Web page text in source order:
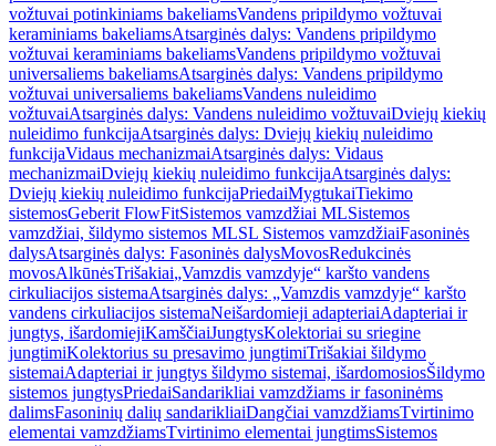
vožtuvai potinkiniams bakeliamsVandens pripildymo vožtuvai
keraminiams bakeliamsAtsarginės dalys: Vandens pripildymo
vožtuvai keraminiams bakeliamsVandens pripildymo vožtuvai
universaliems bakeliamsAtsarginės dalys: Vandens pripildymo
vožtuvai universaliems bakeliamsVandens nuleidimo
vožtuvaiAtsarginės dalys: Vandens nuleidimo vožtuvaiDviejų kiekių
nuleidimo funkcijaAtsarginės dalys: Dviejų kiekių nuleidimo
funkcijaVidaus mechanizmaiAtsarginės dalys: Vidaus
mechanizmaiDviejų kiekių nuleidimo funkcijaAtsarginės dalys:
Dviejų kiekių nuleidimo funkcijaPriedaiMygtukaiTiekimo
sistemosGeberit FlowFitSistemos vamzdžiai MLSistemos
vamzdžiai, šildymo sistemos MLSL Sistemos vamzdžiaiFasoninės
dalysAtsarginės dalys: Fasoninės dalysMovosRedukcinės
movosAlkūnėsTrišakiai„Vamzdis vamzdyje“ karšto vandens
cirkuliacijos sistemaAtsarginės dalys: „Vamzdis vamzdyje“ karšto
vandens cirkuliacijos sistemaNeišardomieji adapteriaiAdapteriai ir
jungtys, išardomiejiKamščiaiJungtysKolektoriai su sriegine
jungtimiKolektorius su presavimo jungtimiTrišakiai šildymo
sistemaiAdapteriai ir jungtys šildymo sistemai, išardomosiosŠildymo
sistemos jungtysPriedaiSandarikliai vamzdžiams ir fasoninėms
dalimsFasoninių dalių sandarikliaiDangčiai vamzdžiamsTvirtinimo
elementai vamzdžiamsTvirtinimo elementai jungtimsSistemos